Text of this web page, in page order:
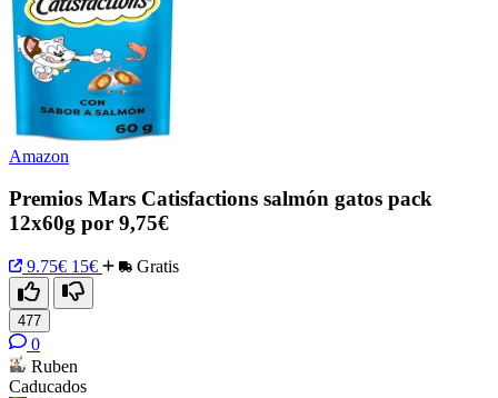
Amazon
Premios Mars Catisfactions salmón gatos pack
12x60g por 9,75€
9.75€ 15€ Gratis
477
0
Ruben
Caducados